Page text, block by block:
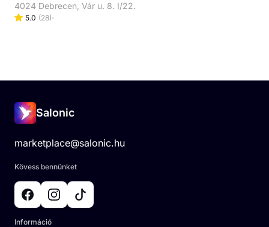
4024 Debrecen, Vár u. 8. I/22.
5.0 (28)
Salonic
marketplace@salonic.hu
Kövess bennünket
Információ